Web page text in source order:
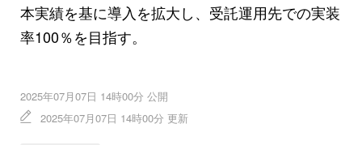
本実績を基に導入を拡大し、受託運用先での実装
率100％を目指す。
2025年07月07日 14時00分 公開
2025年07月07日 14時00分 更新